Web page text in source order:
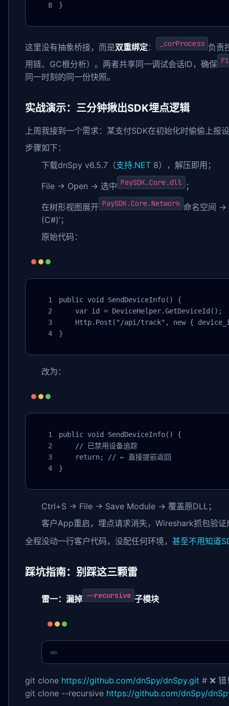
}
这里没有抽象桥接，而是双重绑定： _corProcess 负责
用链、GC根分析）。两者共享同一调试会话ID，确保
同一时刻的同一份快照。
实战演示：三分钟揪出SDK埋点逻辑
上周我接到一个需求：某支付SDK在初始化时偷偷上报
步骤如下：
下载dnSpy v6.5.7（支持.NET 8），解压即用；
File → Open → 选中 PaySDK.Core.dll ；
在树形视图展开 PaySDK.Core.Network 命名空间 →
(C#)’；
原始代码：
public void SendDeviceInfo() {
    var id = DeviceHelper.GetDeviceId();
Http.Post("/api/track", new {
}
改为：
public void SendDeviceInfo() {
    // 已禁用设备追踪
    return; // ← 直接提前返回
}
Ctrl+S → File → Save Module → 覆盖原DLL；
客户App重启，埋点请求消失，Wireshark抓包验证
全程没动一行客户代码，没配任何环境， 甚至不用知道
踩坑指南：别踩这三颗雷
雷一：漏掉 --recursive 子模块
git clone https://github.com/dnSpy/dnSpy.git # ❌
git clone --recursive https://github.com/dnSpy/